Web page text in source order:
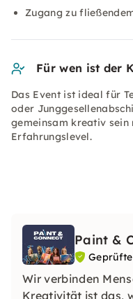
Zugang zu
Für wen ist der
Das Event ist ideal für
oder
gemeinsam kreativ sein
Erfahrungslevel.
Paint &
Wir verbinden
Kreativität ist das,